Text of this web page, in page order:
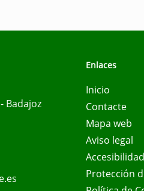
Badajoz
Enlaces
Inicio
Contacte
Mapa web
Aviso legal
Accesibilidad
Protección